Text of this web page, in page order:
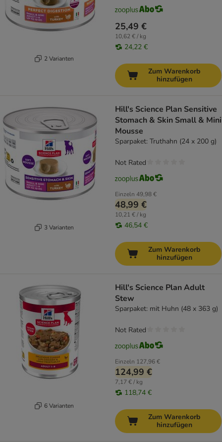
2 Varianten
25,49 €
10,62 € / kg
24,22 €
Zum Warenkorb
hinzufügen
3 Varianten
Hill's Science Plan Sensitive
Stomach & Skin Small & Mini
Mousse
Sparpaket: Truthahn (24 x 200 g)
Einzeln 49,98 €
48,99 €
10,21 € / kg
46,54 €
Not Rated
Zum Warenkorb
hinzufügen
6 Varianten
Hill's Science Plan Adult
Stew
Sparpaket: mit Huhn (48 x 363 g)
Einzeln 127,96 €
124,99 €
7,17 € / kg
118,74 €
Not Rated
Zum Warenkorb
hinzufügen